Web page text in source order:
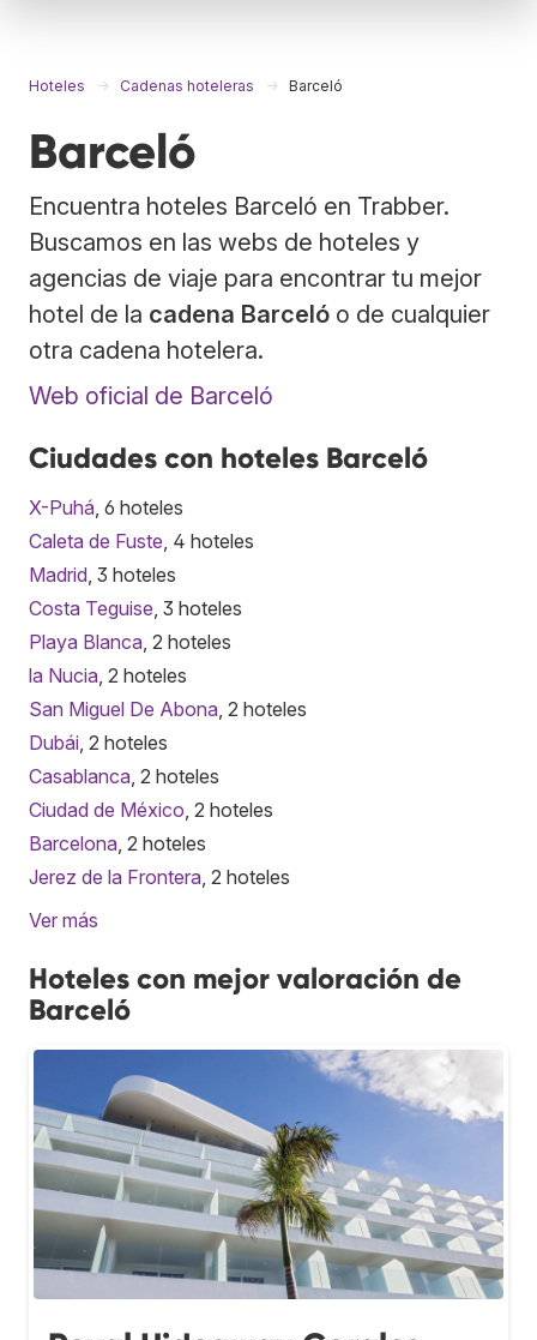
Hoteles Cadenas hoteleras Barceló
Barceló
Encuentra hoteles Barceló en Trabber.
Buscamos en las webs de hoteles y
agencias de viaje para encontrar tu mejor
hotel de la cadena Barceló o de cualquier
otra cadena hotelera.
Web oficial de Barceló
Ciudades con hoteles Barceló
X-Puhá , 6 hoteles
Caleta de Fuste , 4 hoteles
Madrid , 3 hoteles
Costa Teguise , 3 hoteles
Playa Blanca , 2 hoteles
la Nucia , 2 hoteles
San Miguel De Abona , 2 hoteles
Dubái , 2 hoteles
Casablanca , 2 hoteles
Ciudad de México , 2 hoteles
Barcelona , 2 hoteles
Jerez de la Frontera , 2 hoteles
Ver más
Hoteles con mejor valoración de
Barceló